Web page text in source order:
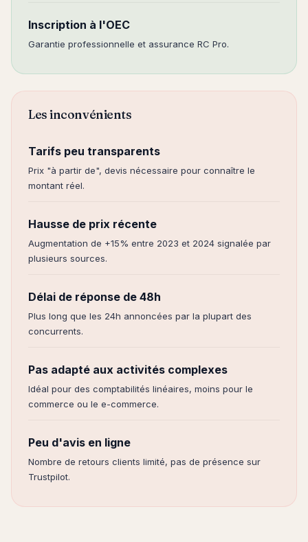
Inscription à l'OEC
Garantie professionnelle et assurance RC Pro.
Les inconvénients
Tarifs peu transparents
Prix "à partir de", devis nécessaire pour connaître le
montant réel.
Hausse de prix récente
Augmentation de +15% entre 2023 et 2024 signalée par
plusieurs sources.
Délai de réponse de 48h
Plus long que les 24h annoncées par la plupart des
concurrents.
Pas adapté aux activités complexes
Idéal pour des comptabilités linéaires, moins pour le
commerce ou le e-commerce.
Peu d'avis en ligne
Nombre de retours clients limité, pas de présence sur
Trustpilot.